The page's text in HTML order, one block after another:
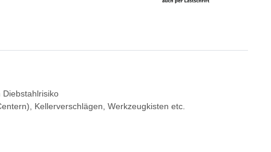
Kellerverschlägen, Werkzeugkisten etc.